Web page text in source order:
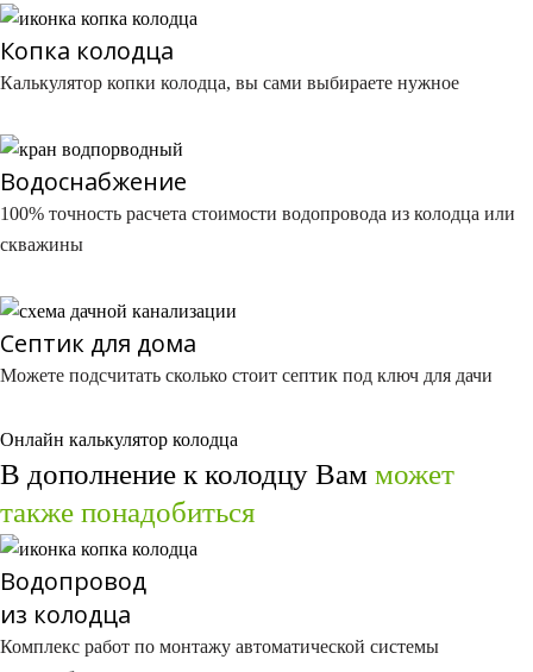
Копка колодца​
Калькулятор копки колодца, вы сами выбираете нужное​
Водоснабжение​
100% точность расчета стоимости водопровода​ из колодца или
скважины
Септик для дома​
Можете подсчитать сколько стоит септик под ключ для дачи
Онлайн калькулятор колодца
В дополнение к колодцу Вам может
также понадобиться
Водопровод
из колодца​
Комплекс работ по монтажу автоматической системы